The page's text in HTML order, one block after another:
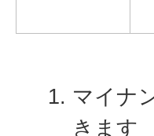
マイナ
きます